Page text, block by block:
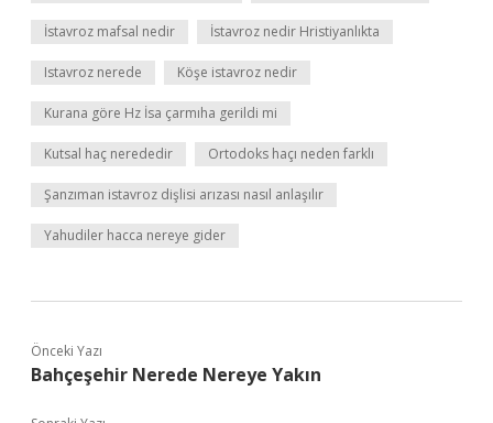
İstavroz mafsal nedir İstavroz nedir Hristiyanlıkta
Istavroz nerede Köşe istavroz nedir
Kurana göre Hz İsa çarmıha gerildi mi
Kutsal haç nerededir Ortodoks haçı neden farklı
Şanzıman istavroz dişlisi arızası nasıl anlaşılır
Yahudiler hacca nereye gider
Önceki Yazı
Bahçeşehir Nerede Nereye Yakın